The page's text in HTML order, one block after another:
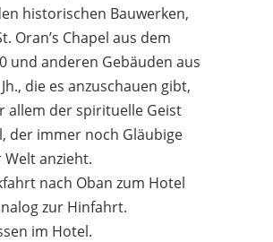
historischen Bauwerken,
Oran’s Chapel aus dem
und anderen Gebäuden aus
die es anzuschauen gibt,
allem der spirituelle Geist
der immer noch Gläubige
Welt anzieht.
nach Oban zum Hotel
zur Hinfahrt.
im Hotel.